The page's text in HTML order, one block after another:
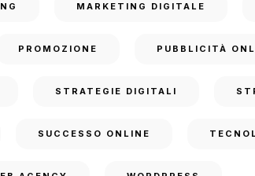
MARKETING DIGITALE
PROMOZIONE PUBBLICITÀ
STRATEGIE DIGITALI
SUCCESSO ONLINE